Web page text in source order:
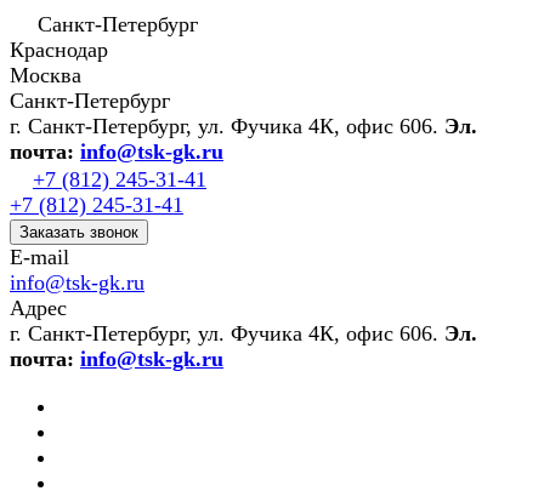
Санкт-Петербург
Краснодар
Москва
Санкт-Петербург
г. Санкт-Петербург, ул. Фучика 4К, офис 606. Эл.
почта: info@tsk-gk.ru
+7 (812) 245-31-41
+7 (812) 245-31-41
Заказать звонок
E-mail
info@tsk-gk.ru
Адрес
г. Санкт-Петербург, ул. Фучика 4К, офис 606. Эл.
почта: info@tsk-gk.ru